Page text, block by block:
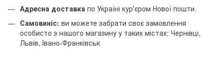
Адресна доставка по Україні курʼєром Нової пошти.
Самовиніс: ви можете забрати своє замовлення
особисто з нашого магазину у таких містах: Чернівці,
Львів, Івано-Франківськ